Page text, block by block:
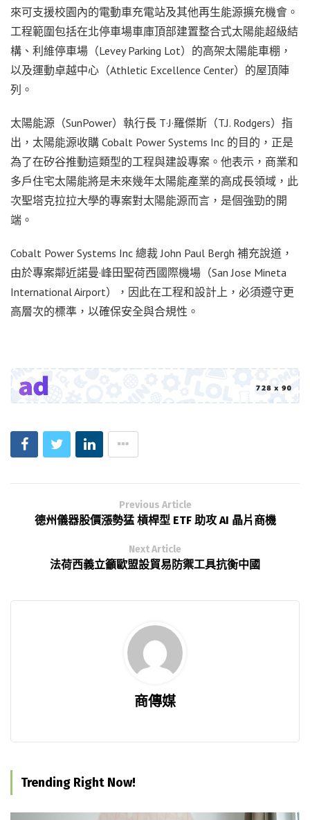
來可支援校園內的電動車充電站及其他再生能源擴充機會。
工程範圍包括在北停車場車庫頂部建置整合式太陽能超級結
構、利維停車場（Levey Parking Lot）的高架太陽能車棚，
以及運動卓越中心（Athletic Excellence Center）的屋頂陣
列。
太陽能源（SunPower）執行長 T·J·羅傑斯（T.J. Rodgers）指
出，太陽能源收購 Cobalt Power Systems Inc 的目的，正是
為了在矽谷推動這類型的工程與建設專案。他表示，商業和
多戶住宅太陽能將是未來幾年太陽能產業的高成長領域，此
次聖塔克拉拉大學的專案對太陽能源而言，是個強勁的開
端。
Cobalt Power Systems Inc 總裁 John Paul Bergh 補充說道，
由於專案鄰近諾曼·峰田聖荷西國際機場（San Jose Mineta
International Airport），因此在工程和設計上，必須遵守更
高層次的標準，以確保安全與合規性。
Previous Article
德州儀器股價漲勢猛 槓桿型 ETF 助攻 AI 晶片商機
Next Article
法荷西義立籲歐盟設貿易防禦工具抗衡中國
商傳媒
Trending Right Now!